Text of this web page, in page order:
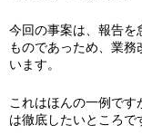
今回の事案は、報告を
ものであっため、業
います。
これはほんの一例で
は徹底したいところで